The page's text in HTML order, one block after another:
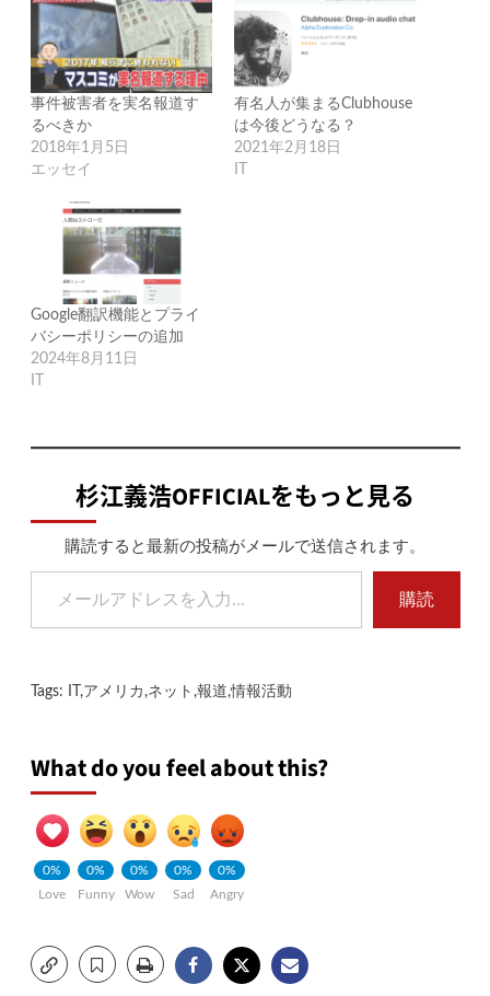
事件被害者を実名報道す
るべきか
2018年1月5日
エッセイ
有名人が集まるClubhouse
は今後どうなる？
2021年2月18日
Google翻訳機能とプライ
バシーポリシーの追加
2024年8月11日
杉江義浩OFFICIALをもっと見る
購読すると最新の投稿がメールで送信されます。
メールアドレスを入力...
購読
Tags: ,アメリカ ,ネット ,報道,情報活動
What do you feel about this?
0%
Love
0%
Funny
0%
Wow
0%
Sad
0%
Angry